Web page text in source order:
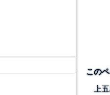
この
上